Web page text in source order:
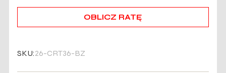
OBLICZ RATĘ
SKU:26-CRT36-BZ